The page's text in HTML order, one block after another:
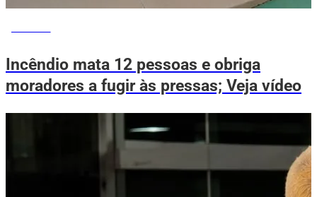
Incêndio mata 12 pessoas e obriga
moradores a fugir às pressas; Veja vídeo